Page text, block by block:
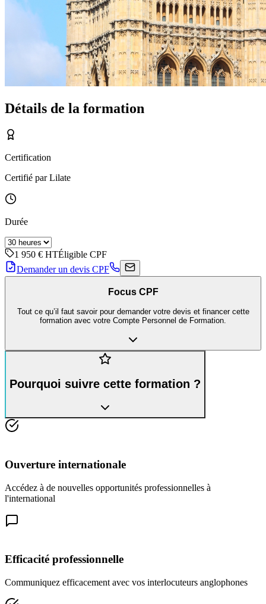
Détails de la formation
Certification
Certifié par Lilate
Durée
1 950 € HTÉligible CPF
Demander un devis CPF
Focus CPF
Tout ce qu’il faut savoir pour demander votre devis et financer cette
formation avec votre Compte Personnel de Formation.
Pourquoi suivre cette formation ?
Ouverture internationale
Accédez à de nouvelles opportunités professionnelles à
l'international
Efficacité professionnelle
Communiquez efficacement avec vos interlocuteurs anglophones